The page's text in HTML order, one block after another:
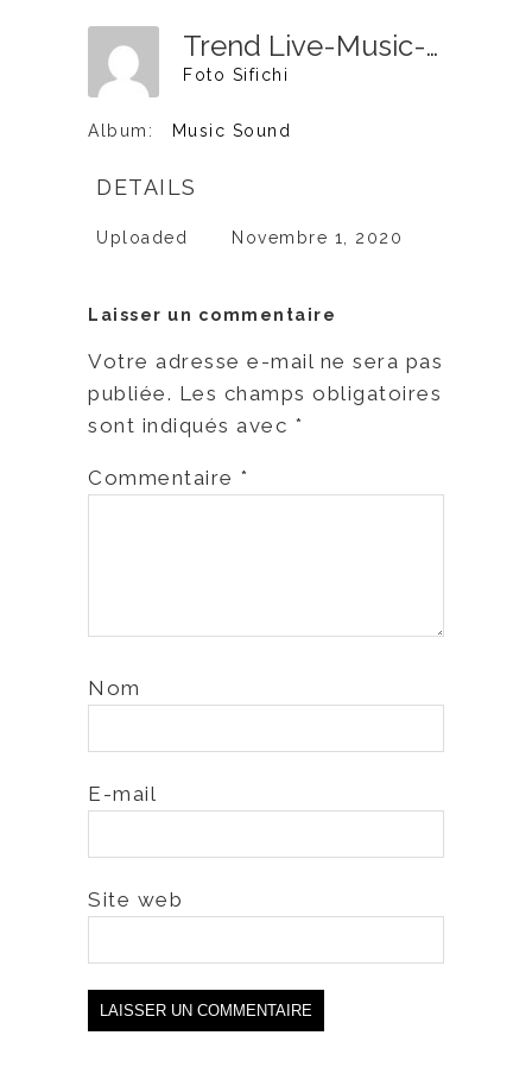
Trend Live-Music-7
Foto Sifichi
Album: Music Sound
DETAILS
Uploaded Novembre 1, 2020
Laisser un commentaire
Votre adresse e-mail ne sera pas
publiée. Les champs obligatoires
sont indiqués avec *
Commentaire *
Nom
E-mail
Site web